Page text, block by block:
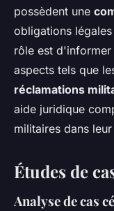
possèdent une
obligations
rôle est
aspects tels que
réclamations
aide juridique
militaires dans
Études de
Analyse de cas